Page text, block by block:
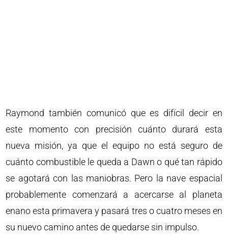
Raymond también comunicó que es difícil decir en
este momento con precisión cuánto durará esta
nueva misión, ya que el equipo no está seguro de
cuánto combustible le queda a Dawn o qué tan rápido
se agotará con las maniobras. Pero la nave espacial
probablemente comenzará a acercarse al planeta
enano esta primavera y pasará tres o cuatro meses en
su nuevo camino antes de quedarse sin impulso.